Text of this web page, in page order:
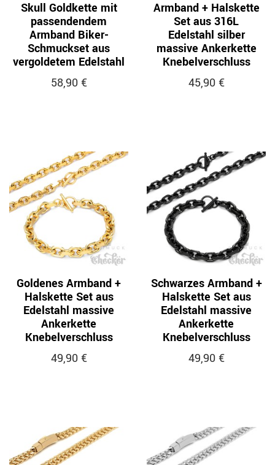
Skull Goldkette mit
passendendem
Armband Biker-
Schmuckset aus
vergoldetem Edelstahl
58,90 €
Armband + Halskette
Set aus 316L
Edelstahl silber
massive Ankerkette
Knebelverschluss
45,90 €
Goldenes Armband +
Halskette Set aus
Edelstahl massive
Ankerkette
Knebelverschluss
49,90 €
Schwarzes Armband +
Halskette Set aus
Edelstahl massive
Ankerkette
Knebelverschluss
49,90 €